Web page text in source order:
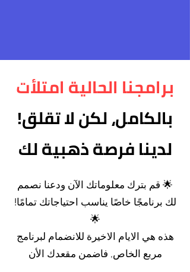
برامجنا الحالية امتلأت
بالكامل، لكن لا تقلق!
لدينا فرصة ذهبية لك
🌟 قم بترك معلوماتك الآن ودعنا نصمم
لك برنامجًا خاصًا يناسب احتياجاتك تمامًا!
🌟
هذه هي الايام الاخيرة للانضمام لبرنامج
مربع الخاص, فاضمن مقعدك الأن